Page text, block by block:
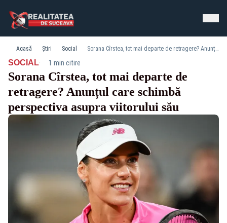
Acasă Știri Social Sorana Cîrstea, tot mai departe de retragere? Anunțul care schimbă perspectiva asupra viitorului său
SOCIAL· 1 min citire
Sorana Cîrstea, tot mai departe de
retragere? Anunțul care schimbă
perspectiva asupra viitorului său